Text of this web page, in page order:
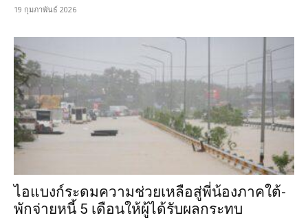
19 กุมภาพันธ์ 2026
ไอแบงก์ระดมความช่วยเหลือสู่พี่น้องภาคใต้-
พักจ่ายหนี้ 5 เดือนให้ผู้ได้รับผลกระทบ